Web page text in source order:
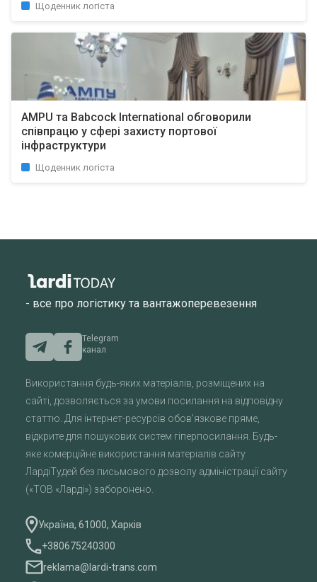
Щоденник логіста
AMPU та Babcock International обговорили
співпрацю у сфері захисту портової
інфраструктури
Щоденник логіста
- все про логістику та вантажоперевезення
Telegram
канал
Використання будь-яких матеріалів, розміщених на
сайті, дозволяється за умови посилання на відповідну
статтю. Для інтернет-ресурсів обов'язкове пряме,
відкрите для пошукових систем гіперпосилання. Будь-
яке комерційне використання матеріалів сайту
ЛардіТудей без письмового дозволу адміністрації сайту
(«ТОВ «Ларді») заборонено.
Україна, 61000, Харків
+380675240300
reklama@lardi-trans.com